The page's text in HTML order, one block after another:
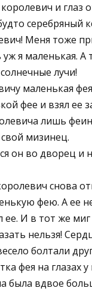
и глаз
серебряный
Меня тоже
я маленькая. А
лучи!
маленькая
фее и взял ее
лишь
мизинец.
он во дворец и
снова
фею. А ее
ее. И в тот же
нельзя!
болтали
фея на глазах
была вдвое